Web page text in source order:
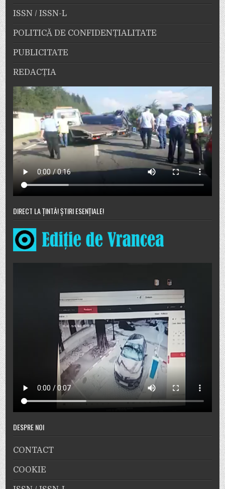
ISSN / ISSN-L
POLITICĂ DE CONFIDENȚIALITATE
PUBLICITATE
REDACȚIA
DIRECT LA ȚINTĂ! ȘTIRI ESENȚIALE!
DESPRE NOI
CONTACT
COOKIE